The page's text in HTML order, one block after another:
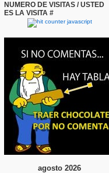
NUMERO DE VISITAS / USTED
ES LA VISITA #
agosto 2026